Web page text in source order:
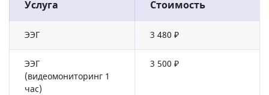
Услуга Стоимость
ЭЭГ 3 480 ₽
ЭЭГ
(видеомониторинг 1
час)
3 500 ₽